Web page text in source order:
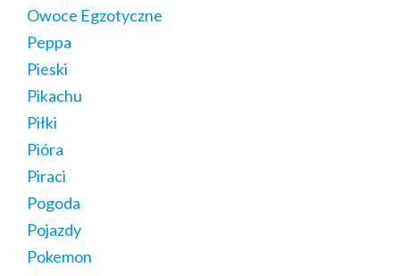
Owoce Egzotyczne
Peppa
Pieski
Pikachu
Piłki
Pióra
Piraci
Pogoda
Pojazdy
Pokemon